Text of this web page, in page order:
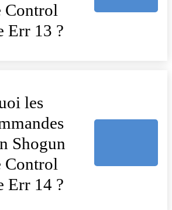
Control
Err 13 ?
les
Shogun
Control
Err 14 ?